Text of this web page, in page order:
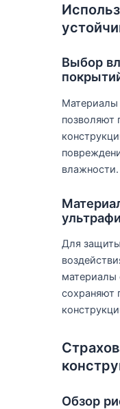
Выбор
Материалы
позволяют
влажности.
Для
материалы
сохраняют
Обзор